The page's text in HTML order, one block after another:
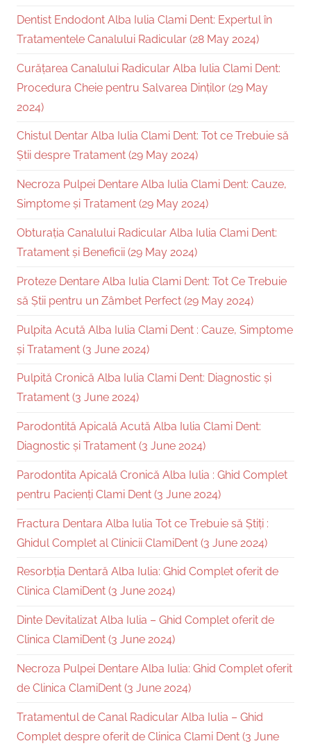
Dentist Endodont Alba Iulia Clami Dent: Expertul în
Tratamentele Canalului Radicular (28 May 2024)
Curățarea Canalului Radicular Alba Iulia Clami Dent:
Procedura Cheie pentru Salvarea Dinților (29 May
2024)
Chistul Dentar Alba Iulia Clami Dent: Tot ce Trebuie să
Știi despre Tratament (29 May 2024)
Necroza Pulpei Dentare Alba Iulia Clami Dent: Cauze,
Simptome și Tratament (29 May 2024)
Obturația Canalului Radicular Alba Iulia Clami Dent:
Tratament și Beneficii (29 May 2024)
Proteze Dentare Alba Iulia Clami Dent: Tot Ce Trebuie
să Știi pentru un Zâmbet Perfect (29 May 2024)
Pulpita Acută Alba Iulia Clami Dent : Cauze, Simptome
și Tratament (3 June 2024)
Pulpită Cronică Alba Iulia Clami Dent: Diagnostic și
Tratament (3 June 2024)
Parodontită Apicală Acută Alba Iulia Clami Dent:
Diagnostic și Tratament (3 June 2024)
Parodontita Apicală Cronică Alba Iulia : Ghid Complet
pentru Pacienți Clami Dent (3 June 2024)
Fractura Dentara Alba Iulia Tot ce Trebuie să Știți :
Ghidul Complet al Clinicii ClamiDent (3 June 2024)
Resorbția Dentară Alba Iulia: Ghid Complet oferit de
Clinica ClamiDent (3 June 2024)
Dinte Devitalizat Alba Iulia – Ghid Complet oferit de
Clinica ClamiDent (3 June 2024)
Necroza Pulpei Dentare Alba Iulia: Ghid Complet oferit
de Clinica ClamiDent (3 June 2024)
Tratamentul de Canal Radicular Alba Iulia – Ghid
Complet despre oferit de Clinica Clami Dent (3 June